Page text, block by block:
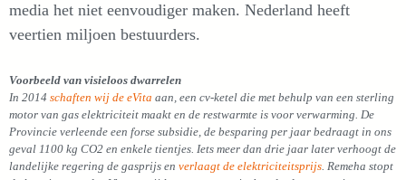
media het niet eenvoudiger maken. Nederland heeft
veertien miljoen bestuurders.
Voorbeeld van visieloos dwarrelen
In 2014 schaften wij de eVita aan, een cv-ketel die met behulp van een sterling
motor van gas elektriciteit maakt en de restwarmte is voor verwarming. De
Provincie verleende een forse subsidie, de besparing per jaar bedraagt in ons
geval 1100 kg CO2 en enkele tientjes. Iets meer dan drie jaar later verhoogt de
landelijke regering de gasprijs en verlaagt de elektriciteitsprijs. Remeha stopt